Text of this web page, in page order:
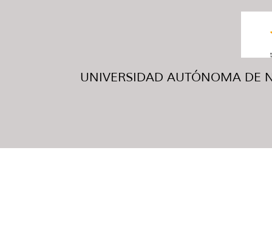
UNIVERSIDAD AUTÓNOMA DE